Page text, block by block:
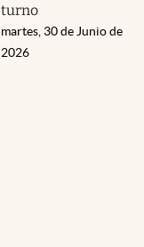
turno
martes, 30 de Junio de
2026